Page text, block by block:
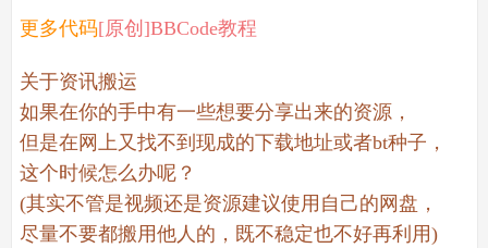
更多代码[原创]BBCode教程
关于资讯搬运
如果在你的手中有一些想要分享出来的资源，
但是在网上又找不到现成的下载地址或者bt种子，
这个时候怎么办呢？
(其实不管是视频还是资源建议使用自己的网盘，
尽量不要都搬用他人的，既不稳定也不好再利用)